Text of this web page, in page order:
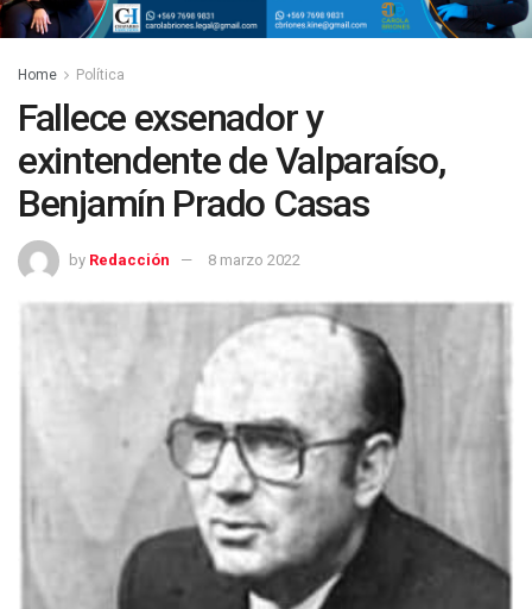
Home Política
Fallece exsenador y
exintendente de Valparaíso,
Benjamín Prado Casas
by Redacción 8 marzo 2022